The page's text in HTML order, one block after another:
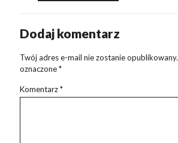
Dodaj komentarz
Twój adres e-mail nie zostanie opublikowany.
oznaczone*
Komentarz*